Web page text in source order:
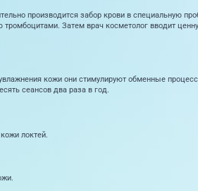
производится забор крови в специальную
Затем врач косметолог вводит
кожи они стимулируют обменные
сеансов два раза в год.
локтей.